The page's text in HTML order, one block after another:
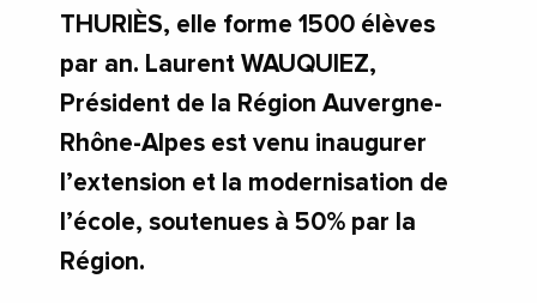
THURIÈS, elle forme 1500 élèves
par an. Laurent WAUQUIEZ,
Président de la Région Auvergne-
Rhône-Alpes est venu inaugurer
l’extension et la modernisation de
l’école, soutenues à 50% par la
Région.